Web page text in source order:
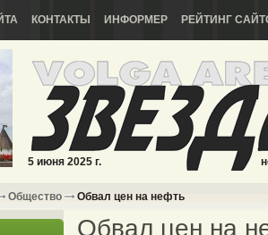
КОНТАКТЫ ИНФОРМЕР РЕЙТИНГ
5 июня 2025 г.
Общество Обвал цен на нефть
Обвал цен на